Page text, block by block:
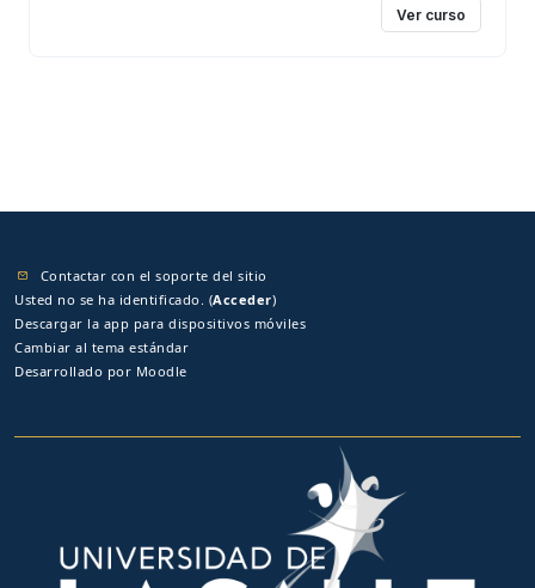
perfil del egresado desde la comprensión de los
Ver curso
Contactar con el soporte del sitio
Usted no se ha identificado. (Acceder)
Descargar la app para dispositivos móviles
Cambiar al tema estándar
Desarrollado por Moodle